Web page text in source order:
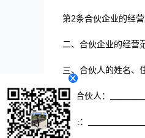
第2条合伙企业的经营场
二、合伙企业的经营范
三、合伙人的姓名、
1、合伙人：
地址：